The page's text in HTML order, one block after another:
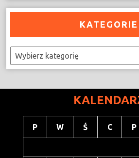
KATEGORIE
Kategorie
P W Ś C P